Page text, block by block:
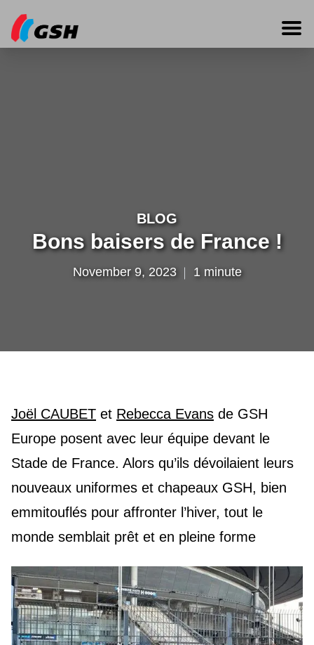
BLOG
Bons baisers de France !
November 9, 2023 1 minute
Joël CAUBET et Rebecca Evans de GSH
Europe posent avec leur équipe devant le
Stade de France. Alors qu’ils dévoilaient leurs
nouveaux uniformes et chapeaux GSH, bien
emmitouflés pour affronter l’hiver, tout le
monde semblait prêt et en pleine forme